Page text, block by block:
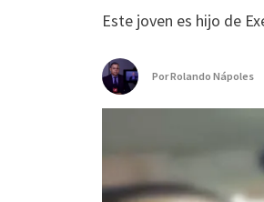
Este joven es hijo de
PorRolando Nápoles